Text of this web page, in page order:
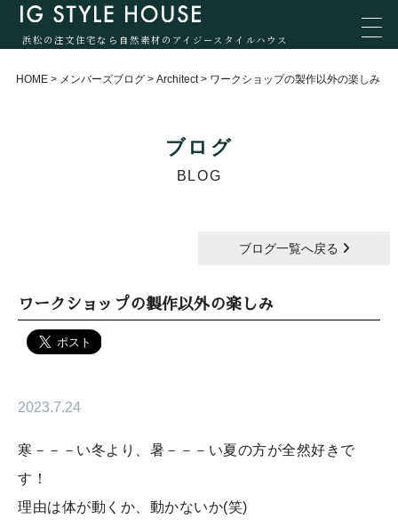
浜松の注文住宅なら自然素材のアイジースタイルハウス
HOME > メンバーズブログ > Architect > ワークショップの製作以外の楽しみ
ブログ
BLOG
ブログ一覧へ戻る
ワークショップの製作以外の楽しみ
2023.7.24
寒－－－い冬より、暑－－－い夏の方が全然好きで
す！
理由は体が動くか、動かないか(笑)